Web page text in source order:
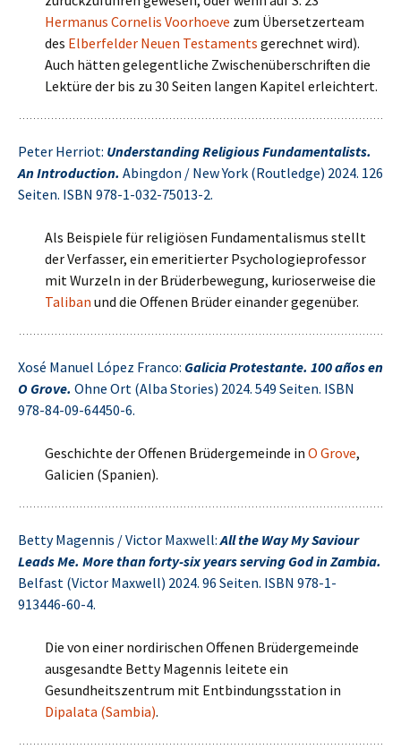
Hermanus Cornelis Voorhoeve zum Übersetzerteam
des Elberfelder Neuen Testaments gerechnet wird).
Auch hätten gelegentliche Zwischenüberschriften die
Lektüre der bis zu 30 Seiten langen Kapitel erleichtert.
Peter Herriot: Understanding Religious Fundamentalists.
An Introduction. Abingdon / New York (Routledge) 2024. 126
Seiten. ISBN 978-1-032-75013-2.
Als Beispiele für religiösen Fundamentalismus stellt
der Verfasser, ein emeritierter Psychologieprofessor
mit Wurzeln in der Brüderbewegung, kurioserweise die
Taliban und die Offenen Brüder einander gegenüber.
Xosé Manuel López Franco: Galicia Protestante. 100 años en
O Grove. Ohne Ort (Alba Stories) 2024. 549 Seiten. ISBN
978-84-09-64450-6.
Geschichte der Offenen Brüdergemeinde in O Grove,
Galicien (Spanien).
Betty Magennis / Victor Maxwell:All the Way My Saviour
Leads Me. More than forty-six ye‍ars serving God in Zambia.
Belfast (Victor Maxwell) 2024. 96 Seiten. ISBN 978-1-
913446-60-4.
Die von einer nordirischen Offenen Brüdergemeinde
ausgesandte Betty Magennis leitete ein
Gesundheitszentrum mit Entbindungsstation in
Dipalata (Sambia).